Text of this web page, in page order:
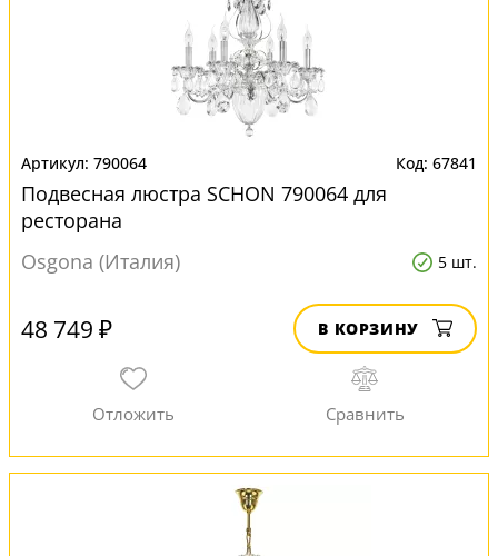
790064 67841
Подвесная люстра SCHON 790064 для
ресторана
Osgona (Италия)
5 шт.
48 749 ₽ В КОРЗИНУ